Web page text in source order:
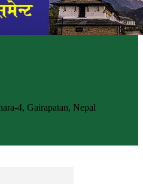
4, Gairapatan, Nepal